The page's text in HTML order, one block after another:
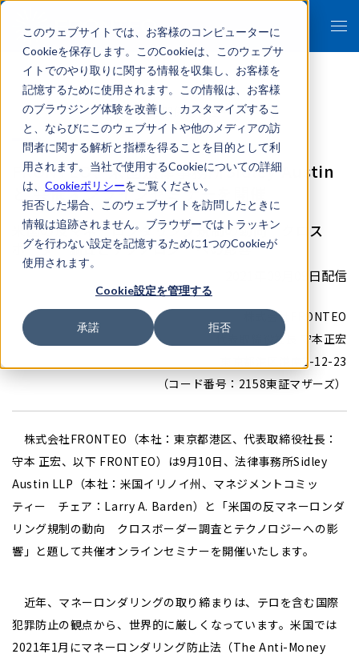
このウェブサイトでは、お客様のコンピューターに
Cookieを保存します。このCookieは、このウェブサ
イトでのやり取りに関する情報を収集し、お客様を
記憶するために使用されます。この情報は、お客様
のブラウジング体験を改善し、カスタマイズするこ
と、ならびにこのウェブサイトや他のメディアの訪
問者に関する解析と指標を得ることを目的として利
用されます。当社で使用するCookieについての詳細
は、 Cookieポリシーをご覧ください。
拒否した場合、このウェブサイトを訪問したときに
情報は追跡されません。ブラウザーではトラッキン
グを行わない設定を記憶するために1つのCookieが
使用されます。
Cookie設定を管理する
承諾 拒否
- 報道関係者各位 -
FRONTEO、米国法律事務所Sidley Austin
と 共催オンラインセミナーを開催
米国の反マネーロンダリング規制の動向 クロス
ボーダー調査とテクノロジーへの影響
2021年09月09日配信
株式会社FRONTEO
代表取締役社長 守本正宏
東京都港区港南2-12-23
（コード番号：2158東証マザーズ）
株式会社FRONTEO（本社：東京都港区、代表取締役社長：
守本 正宏、以下 FRONTEO）は9月10日、法律事務所Sidley
Austin LLP（本社：米国イリノイ州、マネジメントコミッ
ティー チェア：Larry A. Barden）と「米国の反マネーロンダ
リング規制の動向 クロスボーダー調査とテクノロジーへの影
響」と題して共催オンラインセミナーを開催いたします。
近年、マネーロンダリングの取り締まりは、テロを含む国際
犯罪防止の観点から、世界的に厳しくなっています。米国では
2021年1月にマネーロンダリング防止法（The Anti-Money